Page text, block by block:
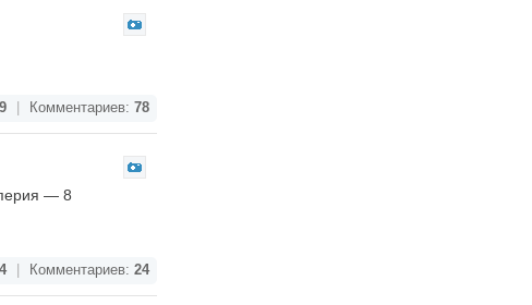
Комментариев: 78
— 8
Комментариев: 24